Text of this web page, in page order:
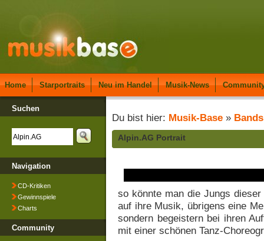
Home Starportraits Neu im Handel Musik-News
Suchen
Navigation
CD-Kritiken
Gewinnspiele
Charts
Community
Du bist hier: Musik-Base » Bands
Alpin.AG Portrait
so könnte man die Jungs
auf ihre Musik, übrigens eine
sondern begeistern bei ihren
mit einer schönen Tanz-